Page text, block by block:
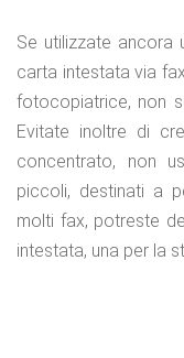
Se utilizzate ancora
carta intestata via
fotocopiatrice, non
Evitate inoltre di
concentrato, non
piccoli, destinati a
molti fax, potreste
intestata, una per la